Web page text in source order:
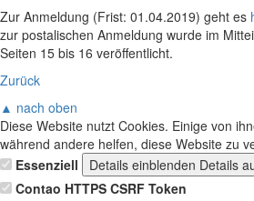
Zur Anmeldung (Frist: 01.04.2019) geht es
zur postalischen Anmeldung wurde im
Seiten 15 bis 16 veröffentlicht.
Zurück
▲ nach oben
Diese Website nutzt Cookies. Einige von
während andere helfen, diese Website zu
Essenziell
Details einblenden Details
Contao HTTPS CSRF Token